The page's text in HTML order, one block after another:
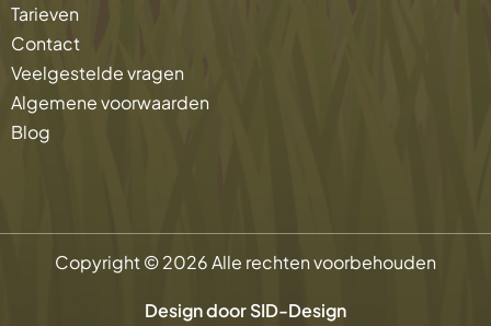
Tarieven
Contact
Veelgestelde vragen
Algemene voorwaarden
Blog
Copyright © 2026 Alle rechten voorbehouden
Design door SID-Design